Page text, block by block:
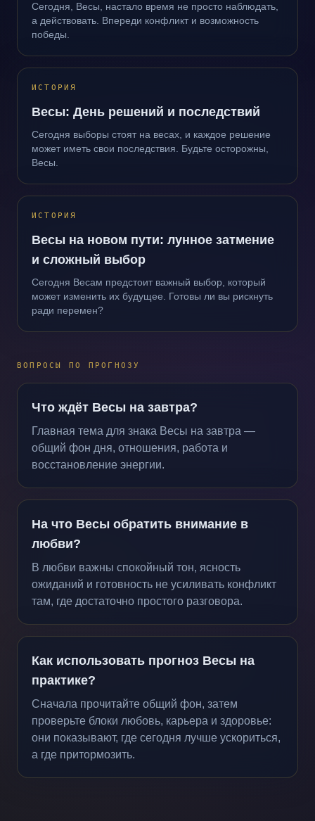
Сегодня, Весы, настало время не просто наблюдать,
а действовать. Впереди конфликт и возможность
победы.
ИСТОРИЯ
Весы: День решений и последствий
Сегодня выборы стоят на весах, и каждое решение
может иметь свои последствия. Будьте осторожны,
Весы.
ИСТОРИЯ
Весы на новом пути: лунное затмение
и сложный выбор
Сегодня Весам предстоит важный выбор, который
может изменить их будущее. Готовы ли вы рискнуть
ради перемен?
ВОПРОСЫ ПО ПРОГНОЗУ
Что ждёт Весы на завтра?
Главная тема для знака Весы на завтра —
общий фон дня, отношения, работа и
восстановление энергии.
На что Весы обратить внимание в
любви?
В любви важны спокойный тон, ясность
ожиданий и готовность не усиливать конфликт
там, где достаточно простого разговора.
Как использовать прогноз Весы на
практике?
Сначала прочитайте общий фон, затем
проверьте блоки любовь, карьера и здоровье:
они показывают, где сегодня лучше ускориться,
а где притормозить.